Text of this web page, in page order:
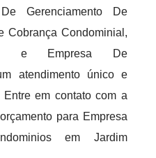
Gerenciamento De
Cobrança Condominial,
e Empresa De
atendimento único e
em contato com a
para Empresa
em Jardim